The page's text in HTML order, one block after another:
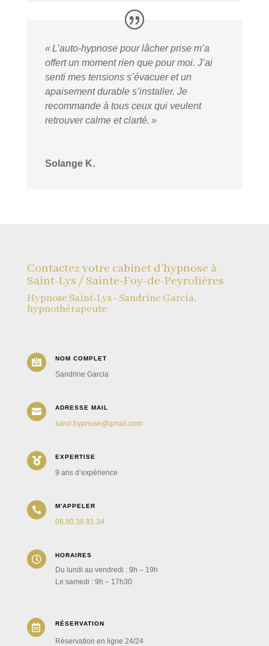
« L’auto-hypnose pour lâcher prise m’a
offert un moment rien que pour moi. J’ai
senti mes tensions s’évacuer et un
apaisement durable s’installer. Je
recommande à tous ceux qui veulent
retrouver calme et clarté. »
Solange K.
Contactez votre cabinet d'hypnose à
Saint-Lys / Sainte-Foy-de-Peyrolières
Hypnose Saint-Lys - Sandrine Garcia,
hypnothérapeute
 NOM COMPLET
Sandrine Garcia
 ADRESSE MAIL
sand.hypnose@gmail.com
 EXPERTISE
9 ans d’expérience
 M'APPELER
06.80.38.81.34
 HORAIRES
Du lundi au vendredi : 9h – 19h
Le samedi : 9h – 17h30
 RÉSERVATION
Réservation en ligne 24/24